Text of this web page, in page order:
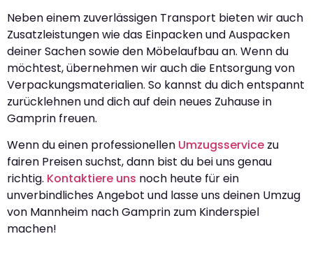
Neben einem zuverlässigen Transport bieten wir auch
Zusatzleistungen wie das Einpacken und Auspacken
deiner Sachen sowie den Möbelaufbau an. Wenn du
möchtest, übernehmen wir auch die Entsorgung von
Verpackungsmaterialien. So kannst du dich entspannt
zurücklehnen und dich auf dein neues Zuhause in
Gamprin freuen.
Wenn du einen professionellen Umzugsservice zu
fairen Preisen suchst, dann bist du bei uns genau
richtig. Kontaktiere uns noch heute für ein
unverbindliches Angebot und lasse uns deinen Umzug
von Mannheim nach Gamprin zum Kinderspiel
machen!